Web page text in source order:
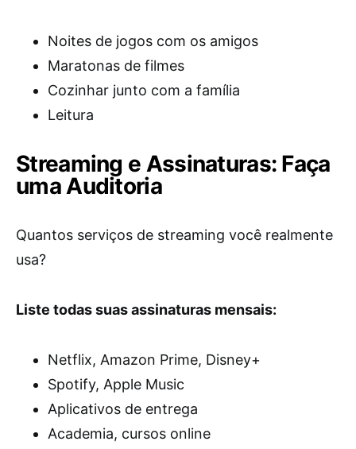
Noites de jogos com os amigos
Maratonas de filmes
Cozinhar junto com a família
Leitura
Streaming e Assinaturas: Faça
uma Auditoria
Quantos serviços de streaming você realmente
usa?
Liste todas suas assinaturas mensais:
Netflix, Amazon Prime, Disney+
Spotify, Apple Music
Aplicativos de entrega
Academia, cursos online